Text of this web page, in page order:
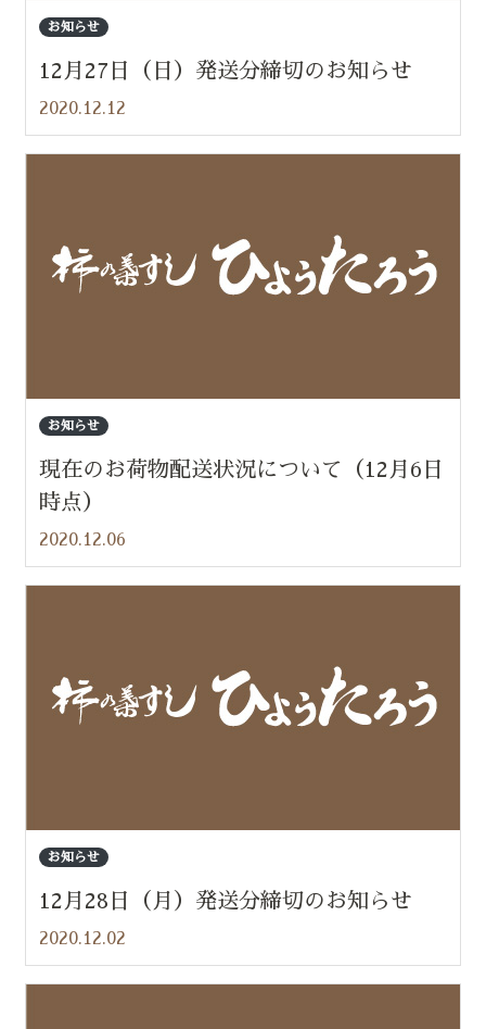
お知らせ
12月27日（日）発送分締切のお知らせ
2020.12.12
お知らせ
現在のお荷物配送状況について（12月6日
時点）
2020.12.06
お知らせ
12月28日（月）発送分締切のお知らせ
2020.12.02